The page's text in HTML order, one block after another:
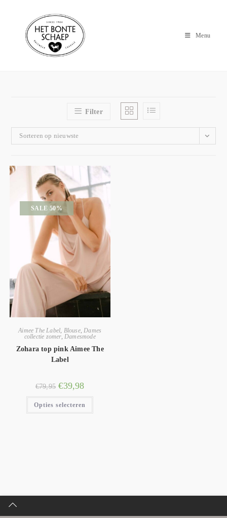
Menu
Filter
Sorteren op nieuwste
SALE 50%
Aimee The Label Blouse, Dames
collectie zomer, Damesmode
Zohara top pink Aimee The
Label
€79,95 €39,98
Opties selecteren